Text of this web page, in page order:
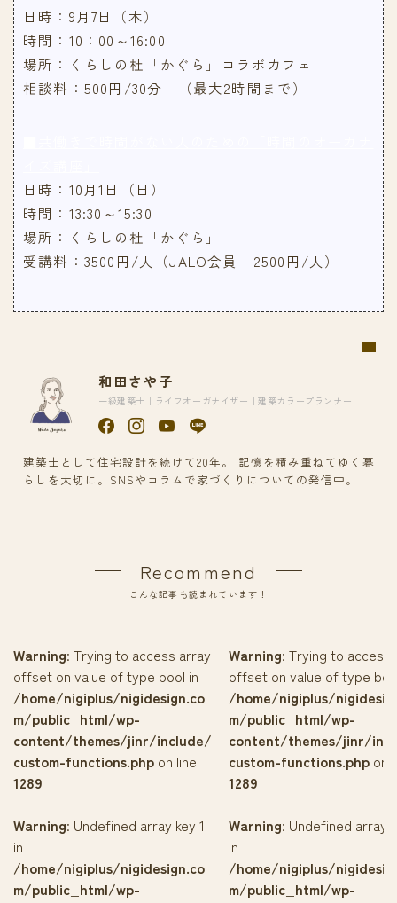
日時：9月7日（木）
時間：10：00～16:00
場所：くらしの杜「かぐら」コラボカフェ
相談料：500円/30分 （最大2時間まで）
日時：10月1日（日）
時間：13:30～15:30
場所：くらしの杜「かぐら」
受講料：3500円/人（JALO会員 2500円/人）
和田さや子
一級建築士｜ライフオーガナイザー｜建築カラープランナー
建築士として住宅設計を続けて20年。 記憶を積み重ねてゆく暮
らしを大切に。SNSやコラムで家づくりについての発信中。
Recommend
こんな記事も読まれています！
Warning: Trying to access array
offset on value of type bool in
/home/nigiplus/nigidesign.co
m/public_html/wp-
content/themes/jinr/include/
custom-functions.php on line
1289
Warning: Undefined array key 1
in
/home/nigiplus/nigidesign.co
m/public_html/wp-
Warning: Trying to access
offset on value of type
/home/nigiplus/
m/public_html/wp-
content/themes/jinr/
custom-functions.php on
1289
Warning: Undefined array
in
/home/nigiplus/
m/public_html/wp-